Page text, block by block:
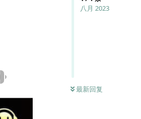
八月 2023
最新回复